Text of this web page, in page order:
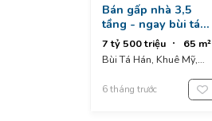
Bán gấp nhà 3,5
tầng - ngay bùi tá
hán , nam việt á -
kiệt oto , nhà kiên cố
ở ngay
7 tỷ 500 triệu
65 m²
Bùi Tá Hán, Khuê Mỹ,
Việt Nam
6 tháng trước